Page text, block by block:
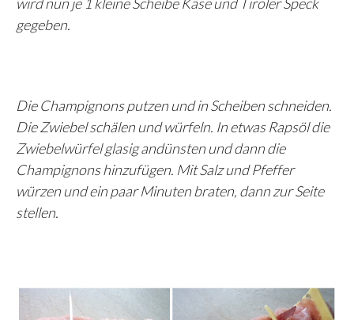
gegeben.
Die Champignons putzen und in Scheiben schneiden.
Die Zwiebel schälen und würfeln. In etwas Rapsöl die
Zwiebelwürfel glasig andünsten und dann die
Champignons hinzufügen. Mit Salz und Pfeffer
würzen und ein paar Minuten braten, dann zur Seite
stellen.